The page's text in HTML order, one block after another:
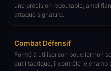
une précision redoutable,
attaque signature.
Combat Défensif
Formé à utiliser son bouclier non
outil tactique, il contrôle le champ